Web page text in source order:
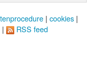
| cookies |
| RSS feed